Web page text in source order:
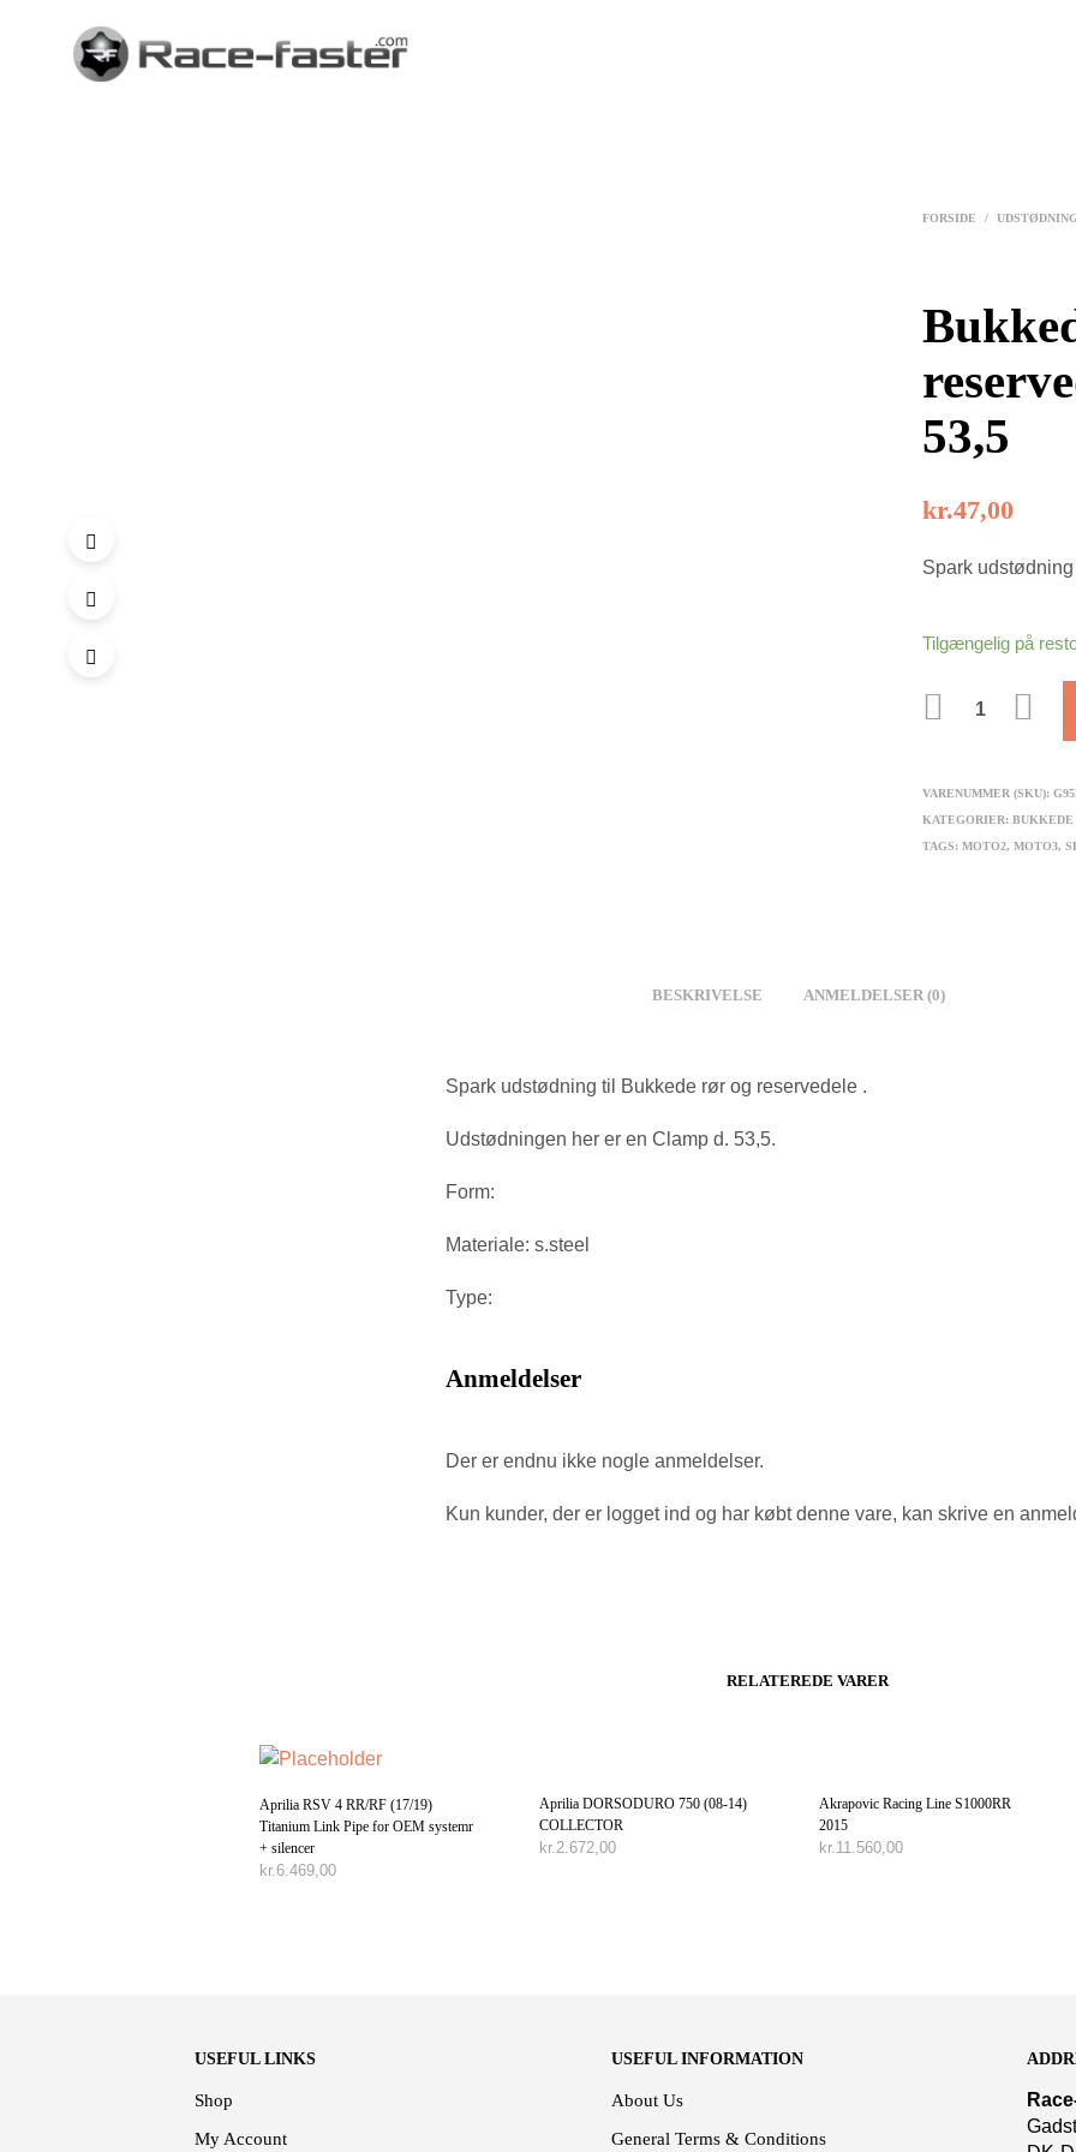
FORSIDE /
53,5
kr.47,00
Spark
Tilgængelig på
ANTAL
VARENUMMER (SKU):
KATEGORIER:
TAGS:MOTO2,MOTO3,
BESKRIVELSE ANMELDELSER (0)
Spark udstødning til Bukkede rør og reservedele .
Udstødningen her er en Clamp d. 53,5.
Form:
Materiale: s.steel
Type:
Anmeldelser
Der er endnu ikke nogle anmeldelser.
Kun kunder, der er logget ind og har købt denne vare, kan skrive en
RELATEREDE VARER
Aprilia RSV 4 RR/RF (17/19)
Titanium Link Pipe for OEM systemr
+ silencer
kr. 6.469,00
Aprilia DORSODURO 750 (08-14)
COLLECTOR
kr.2.672,00
Akrapovic Racing Line S1000RR
2015
kr.11.560,00
USEFUL LINKS
Shop
My Account
USEFUL INFORMATION
About Us
General Terms & Conditions